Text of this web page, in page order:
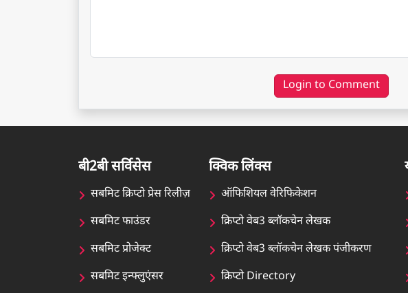
Login to Comment
बी2बी सर्विसेस
सबमिट क्रिप्टो प्रेस रिलीज़
सबमिट फाउंडर
सबमिट प्रोजेक्ट
सबमिट इन्फ्लुएंसर
क्विक लिंक्स
ऑफिशियल वेरिफिकेशन
क्रिप्टो वेब3 ब्लॉकचेन लेखक
क्रिप्टो वेब3 ब्लॉकचेन लेखक पंजीकरण
क्रिप्टो Directory